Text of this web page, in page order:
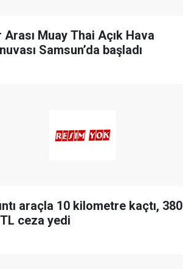
Arası Muay Thai Açık Hava
Samsun’da başladı
araçla 10 kilometre kaçtı, 380
ceza yedi